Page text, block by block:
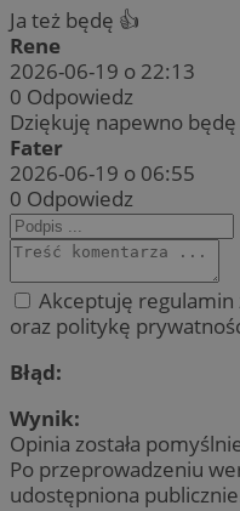
Ja też będę 👍
Rene
2026-06-19 o 22:13
0 Odpowiedz
Dziękuję napewno będę
Fater
2026-06-19 o 06:55
0 Odpowiedz
Akceptuję
oraz politykę
Błąd:
Wynik:
Opinia została
Po przeprowadzeniu
udostępniona